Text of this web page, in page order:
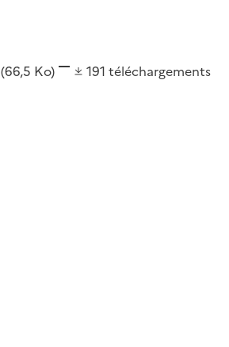
(66,5 Ko) 191 téléchargements